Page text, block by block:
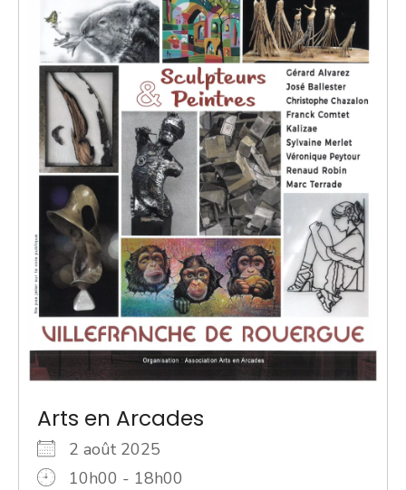
Arts en Arcades
2 août 2025
10h00 - 18h00